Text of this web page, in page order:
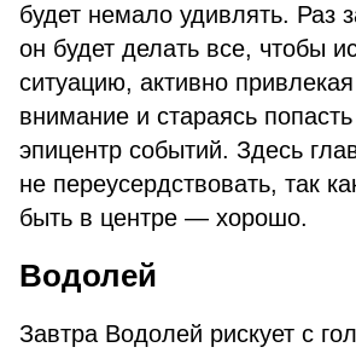
будет немало удивлять. Раз
он будет делать все, чтобы
ситуацию, активно
внимание и стараясь
эпицентр событий. Здесь
не переусердствовать, так
быть в центре — хорошо.
Водолей
Завтра Водолей рискует с